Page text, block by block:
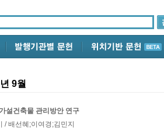
9월
설건축물 관리방안 연구
/ 배선혜;이여경;김민지